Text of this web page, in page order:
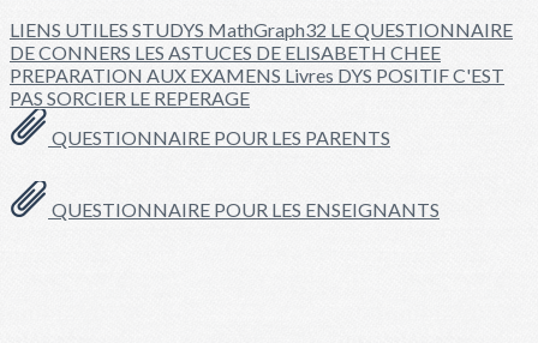
LIENS UTILES STUDYS MathGraph32 LE QUESTIONNAIRE
DE CONNERS LES ASTUCES DE ELISABETH CHEE
PREPARATION AUX EXAMENS Livres DYS POSITIFC'EST
PAS SORCIER LE REPERAGE
QUESTIONNAIRE POUR LES PARENTS
QUESTIONNAIRE POUR LES ENSEIGNANTS